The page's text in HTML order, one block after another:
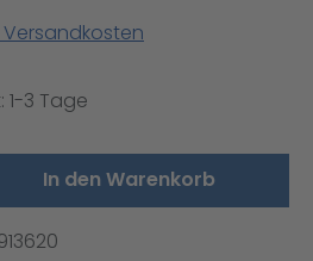
Versandkosten
1-3 Tage
Gib den
In den Warenkorb